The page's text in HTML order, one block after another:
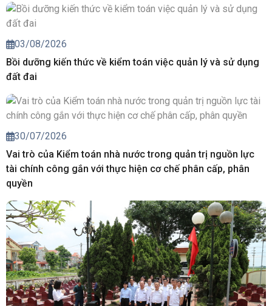
03/08/2026
Bồi dưỡng kiến thức về kiểm toán việc quản lý và sử dụng
đất đai
30/07/2026
Vai trò của Kiểm toán nhà nước trong quản trị nguồn lực
tài chính công gắn với thực hiện cơ chế phân cấp, phân
quyền